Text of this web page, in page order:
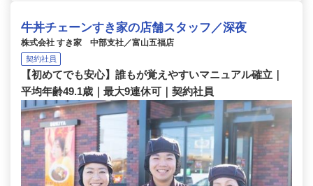
牛丼チェーンすき家の店舗スタッフ／深夜
株式会社 すき家 中部支社／富山五福店
契約社員
【初めてでも安心】誰もが覚えやすいマニュアル確立｜
平均年齢49.1歳｜最大9連休可｜契約社員